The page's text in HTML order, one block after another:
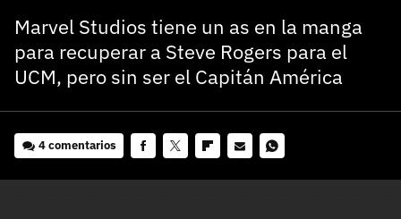
Marvel Studios tiene un as en la manga
para recuperar a Steve Rogers para el
UCM, pero sin ser el Capitán América
4 comentarios